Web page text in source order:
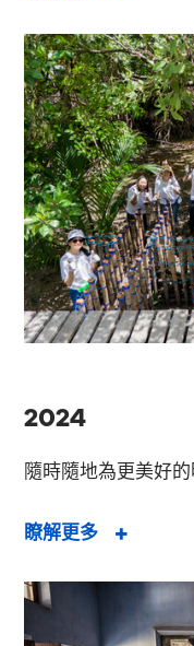
2024
隨時隨地為更美好的
瞭解更多